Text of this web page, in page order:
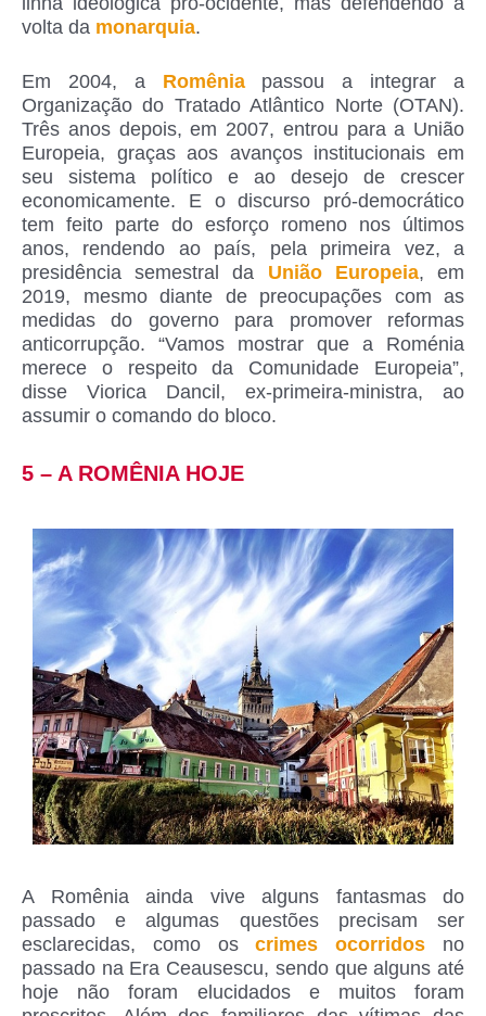
volta da monarquia.
Em 2004, a Romênia passou a integrar a
Organização do Tratado Atlântico Norte (OTAN).
Três anos depois, em 2007, entrou para a União
Europeia, graças aos avanços institucionais em
seu sistema político e ao desejo de crescer
economicamente. E o discurso pró-democrático
tem feito parte do esforço romeno nos últimos
anos, rendendo ao país, pela primeira vez, a
presidência semestral da União Europeia, em
2019, mesmo diante de preocupações com as
medidas do governo para promover reformas
anticorrupção. “Vamos mostrar que a Roménia
merece o respeito da Comunidade Europeia”,
disse Viorica Dancil, ex-primeira-ministra, ao
assumir o comando do bloco.
5 – A ROMÊNIA HOJE
A Romênia ainda vive alguns fantasmas do
passado e algumas questões precisam ser
esclarecidas, como oscrimes ocorridos no
passado na Era Ceausescu, sendo que alguns até
hoje não foram elucidados e muitos foram